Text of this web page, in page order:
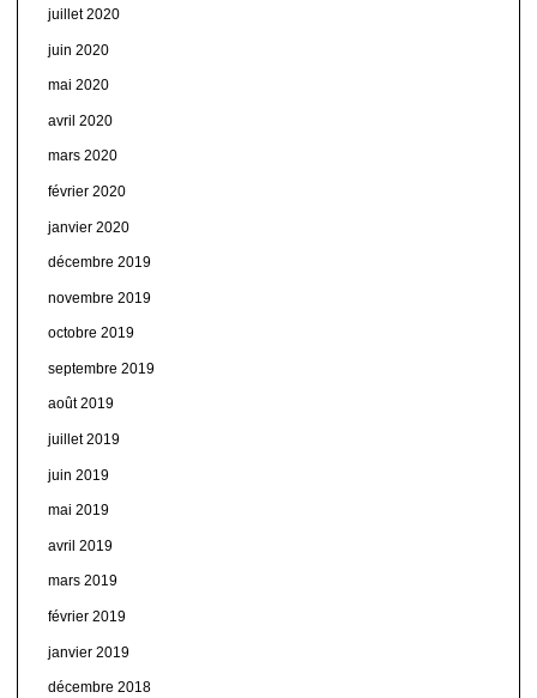
juillet 2020
juin 2020
mai 2020
avril 2020
mars 2020
février 2020
janvier 2020
décembre 2019
novembre 2019
octobre 2019
septembre 2019
août 2019
juillet 2019
juin 2019
mai 2019
avril 2019
mars 2019
février 2019
janvier 2019
décembre 2018